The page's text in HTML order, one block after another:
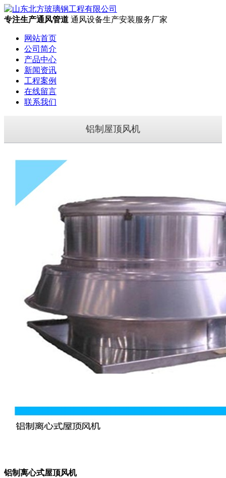
专注生产通风管道 通风设备生产安装服务厂家
网站首页
公司简介
产品中心
新闻资讯
工程案例
在线留言
联系我们
铝制屋顶风机
铝制离心式屋顶风机